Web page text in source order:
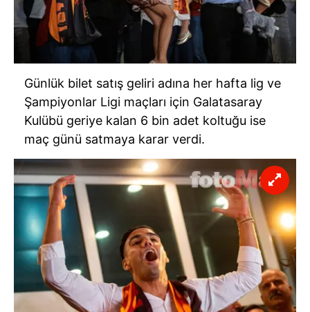
Günlük bilet satış geliri adına her hafta lig ve
Şampiyonlar Ligi maçları için Galatasaray
Kulübü geriye kalan 6 bin adet koltuğu ise
maç günü satmaya karar verdi.